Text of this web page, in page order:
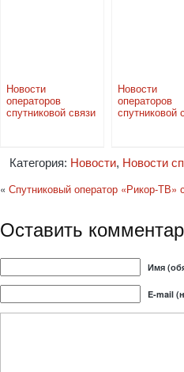
Новости
операторов
спутниковой связи
Новости
операторов
спутниковой
Категория: Новости, Новости
« Спутниковый оператор «Рикор-ТВ»
Оставить
Имя
E-mail